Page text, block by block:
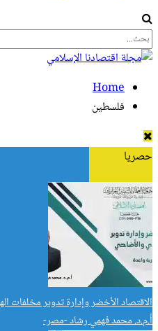
Home
فلسطين
حصريا
الاقتصاد الأخضر وإدارة تدوير مخلفات
أ.م.د. محمد فهمي رشاد -مصر-